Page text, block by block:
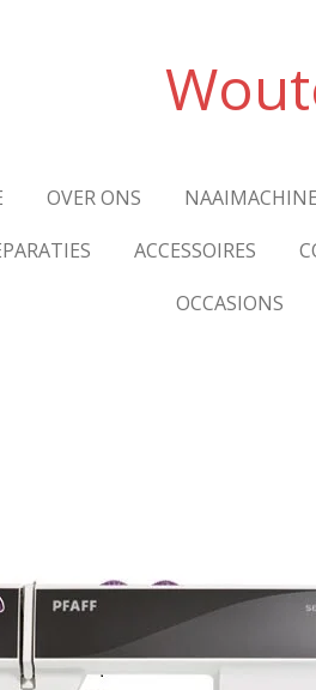
OVER ONS
ACCESSOIRES
OCCASIONS